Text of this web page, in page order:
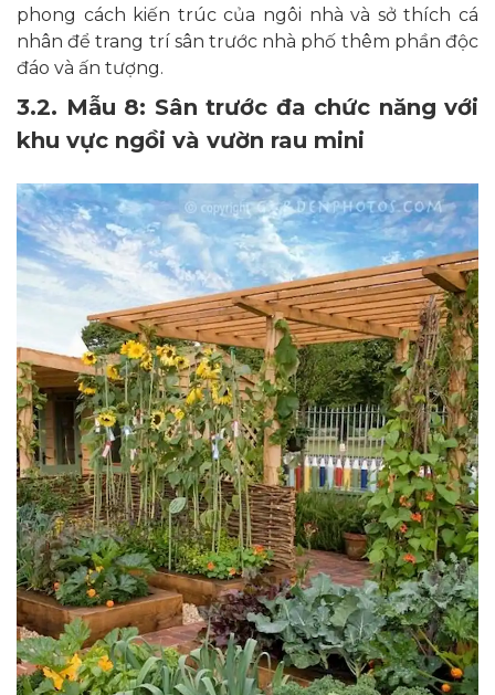
phong cách kiến trúc của ngôi nhà và sở thích cá
nhân để trang trí sân trước nhà phố thêm phần độc
đáo và ấn tượng.
3.2. Mẫu 8: Sân trước đa chức năng với
khu vực ngồi và vườn rau mini